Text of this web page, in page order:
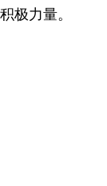
积极力量。